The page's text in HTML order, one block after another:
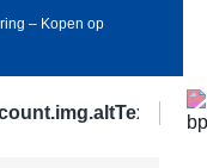
‒ Kopen op